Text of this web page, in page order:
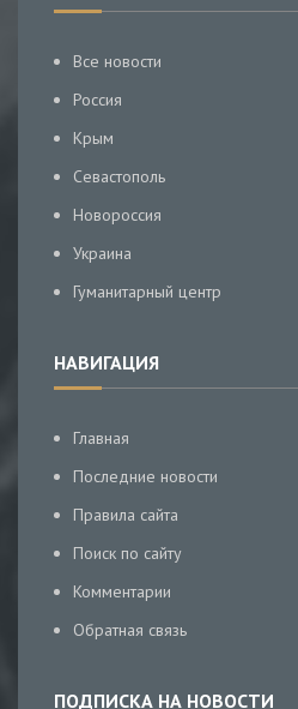
Все новости
Россия
Крым
Севастополь
Новороссия
Украина
Гуманитарный центр
НАВИГАЦИЯ
Главная
Последние новости
Правила сайта
Поиск по сайту
Комментарии
Обратная связь
ПОДПИСКА НА НОВОСТИ